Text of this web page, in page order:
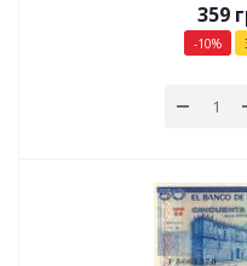
359
-10%